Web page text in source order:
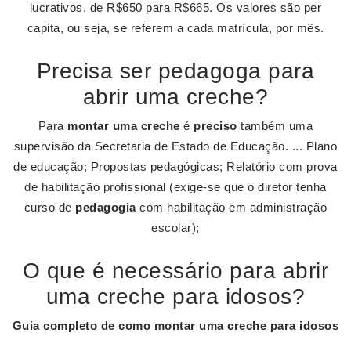
lucrativos, de R$650 para R$665. Os valores são per
capita, ou seja, se referem a cada matrícula, por mês.
Precisa ser pedagoga para
abrir uma creche?
Para montar uma creche é preciso também uma
supervisão da Secretaria de Estado de Educação. ... Plano
de educação; Propostas pedagógicas; Relatório com prova
de habilitação profissional (exige-se que o diretor tenha
curso de pedagogiacom habilitação em administração
escolar);
O que é necessário para abrir
uma creche para idosos?
Guia completo decomo montar uma creche para idosos